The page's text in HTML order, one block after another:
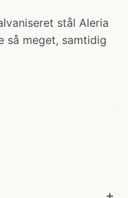
stål Aleria
så meget, samtidig